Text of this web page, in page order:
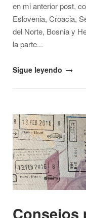
en mi anterior post,
Eslovenia, Croacia,
del Norte, Bosnia y
la parte...
"¿Qué
Balcanes?"
Sigue leyendo
Open post
Consejos